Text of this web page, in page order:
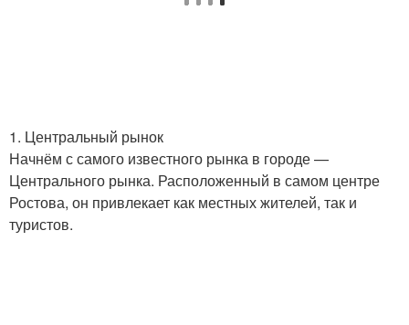
1. Центральный рынок
Начнём с самого известного рынка в городе —
Центрального рынка. Расположенный в самом центре
Ростова, он привлекает как местных жителей, так и
туристов.